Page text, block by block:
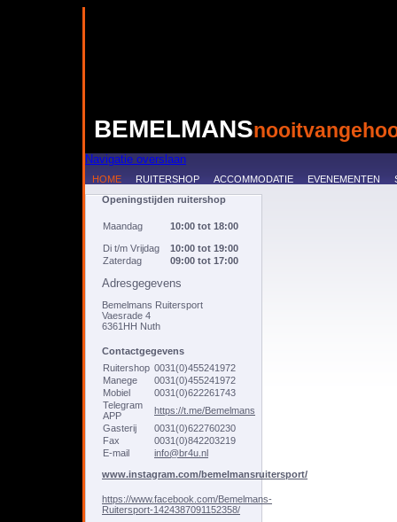
BEMELMANS
Navigatie overslaan
HOME RUITERSHOP ACCOMMODATIE EVENEMENTEN
Openingstijden ruitershop
Maandag 10:00 tot 18:00
Di t/m Vrijdag
10:00 tot 19:00
Zaterdag
09:00 tot 17:00
Adresgegevens
Bemelmans Ruitersport
Vaesrade 4
6361HH Nuth
Contactgegevens
Ruitershop 0031(0)455241972
Manege
0031(0)455241972
Mobiel
0031(0)622261743
Telegram
APP
https://t.me/Bemelmans
Gasterij
0031(0)622760230
Fax
0031(0)842203219
E-mail
info@br4u.nl
www.instagram.com/bemelmansruitersport/
https://www.facebook.com/Bemelmans-
Ruitersport-1424387091152358/